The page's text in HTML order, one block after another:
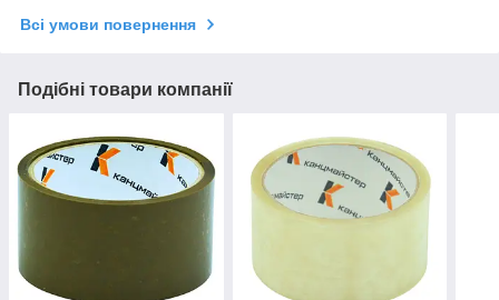
Всі умови повернення
Подібні товари компанії